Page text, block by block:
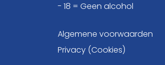
- 18 = Geen alcohol
Algemene voorwaarden
Privacy (Cookies)